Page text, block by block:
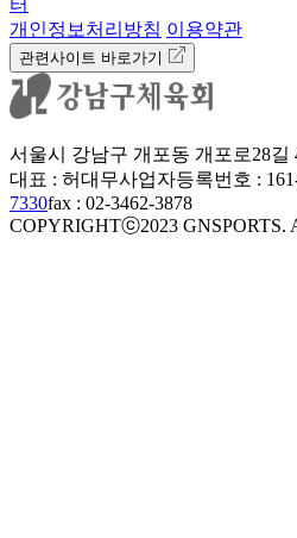
개인정보처리방침 이용약관
관련사이트 바로가기
서울시 강남구 개포동 개포로28길
대표 : 허대무사업자등록번호 :
7330fax : 02-3462-3878
COPYRIGHTⓒ2023 GNSPORTS.